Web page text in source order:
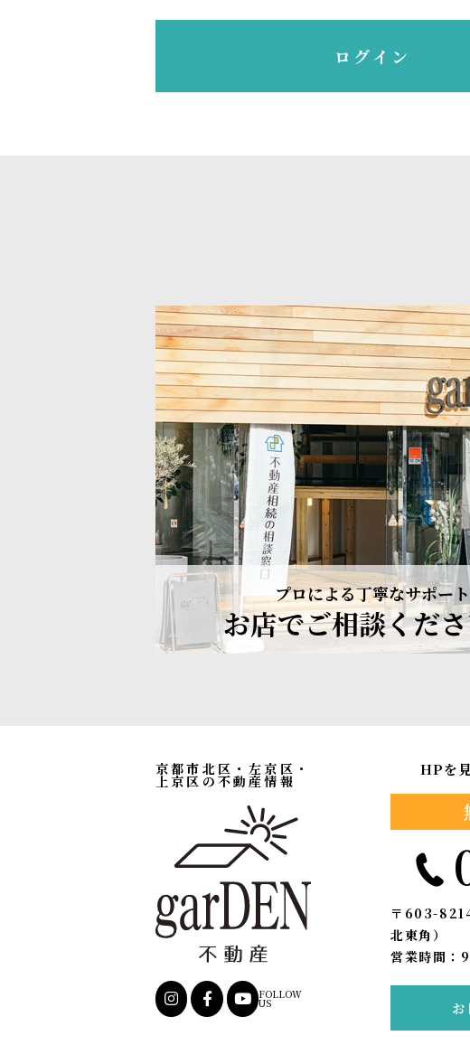
ログイン
プロによる丁寧なサポート
お店でご相談くだ
京都市北区・左京区・
上京区の不動産情報
FOLLOW
US
HPを
〒603-
北東角）
営業時間